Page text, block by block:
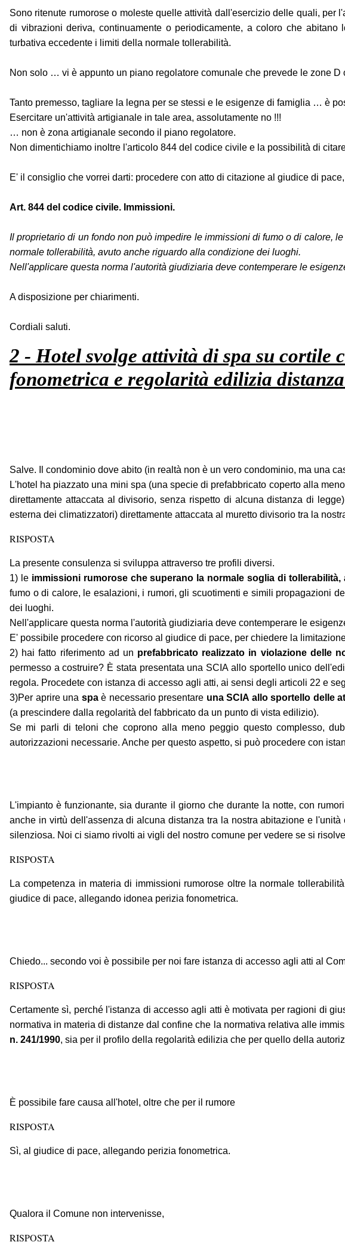
Sono ritenute rumorose o moleste quelle attività dall'esercizio delle quali,
di vibrazioni deriva, continuamente o periodicamente, a coloro che
turbativa eccedente i limiti della normale tollerabilità.
Non solo … vi è appunto un piano regolatore comunale che prevede le zone
Tanto premesso, tagliare la legna per se stessi e le esigenze di famiglia … è
Esercitare un'attività artigianale in tale area, assolutamente no !!!
… non è zona artigianale secondo il piano regolatore.
Non dimentichiamo inoltre l'articolo 844 del codice civile e la possibilità di
E' il consiglio che vorrei darti: procedere con atto di citazione al giudice di
Art. 844 del codice civile. Immissioni.
Il proprietario di un fondo non può impedire le immissioni di fumo o di calore,
normale tollerabilità, avuto anche riguardo alla condizione dei luoghi.
Nell'applicare questa norma l'autorità giudiziaria deve contemperare le
A disposizione per chiarimenti.
Cordiali saluti.
2 - Hotel svolge attività di spa su
fonometrica e regolarità edilizia
Salve. Il condominio dove abito (in realtà non è un vero condominio, ma una
L'hotel ha piazzato una mini spa (una specie di prefabbricato coperto alla
direttamente attaccata al divisorio, senza rispetto di alcuna distanza di
esterna dei climatizzatori) direttamente attaccata al muretto divisorio tra la
RISPOSTA
La presente consulenza si sviluppa attraverso tre profili diversi.
1) le immissioni rumorose che superano la normale soglia di
fumo o di calore, le esalazioni, i rumori, gli scuotimenti e simili propagazioni
dei luoghi.
Nell'applicare questa norma l'autorità giudiziaria deve contemperare le
E' possibile procedere con ricorso al giudice di pace, per chiedere la
2) hai fatto riferimento ad un prefabbricato realizzato in violazione delle
permesso a costruire? È stata presentata una SCIA allo sportello unico
regola. Procedete con istanza di accesso agli atti, ai sensi degli articoli 22 e
3)Per aprire una spaè necessario presentare una SCIA allo sportello delle
(a prescindere dalla regolarità del fabbricato da un punto di vista edilizio).
Se mi parli di teloni che coprono alla meno peggio questo complesso,
autorizzazioni necessarie. Anche per questo aspetto, si può procedere con
L'impianto è funzionante, sia durante il giorno che durante la notte, con
anche in virtù dell'assenza di alcuna distanza tra la nostra abitazione e
silenziosa. Noi ci siamo rivolti ai vigli del nostro comune per vedere se si
RISPOSTA
La competenza in materia di immissioni rumorose oltre la normale
giudice di pace, allegando idonea perizia fonometrica.
Chiedo... secondo voi è possibile per noi fare istanza di accesso agli atti al
RISPOSTA
Certamente sì, perché l'istanza di accesso agli atti è motivata per ragioni di
normativa in materia di distanze dal confine che la normativa relativa alle
n. 241/1990, sia per il profilo della regolarità edilizia che per quello della
È possibile fare causa all'hotel, oltre che per il rumore
RISPOSTA
Sì, al giudice di pace, allegando perizia fonometrica.
Qualora il Comune non intervenisse,
RISPOSTA